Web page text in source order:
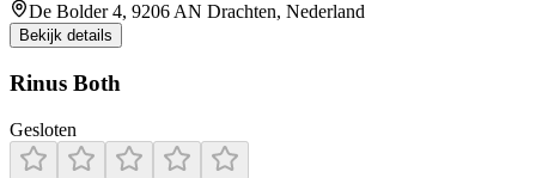
De Bolder 4, 9206 AN Drachten, Nederland
Bekijk details
Rinus Both
Gesloten